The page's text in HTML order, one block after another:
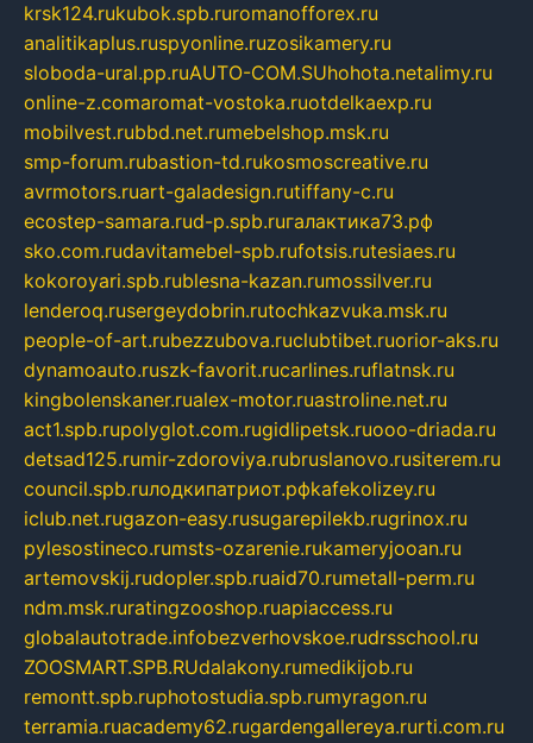
krsk124.rukubok.spb.ruromanofforex.ru
analitikaplus.ruspyonline.ruzosikamery.ru
sloboda-ural.pp.ruAUTO-COM.SUhohota.netalimy.ru
online-z.comaromat-vostoka.ruotdelkaexp.ru
mobilvest.rubbd.net.rumebelshop.msk.ru
smp-forum.rubastion-td.rukosmoscreative.ru
avrmotors.ruart-galadesign.rutiffany-c.ru
ecostep-samara.rud-p.spb.ruгалактика73.рф
sko.com.rudavitamebel-spb.rufotsis.rutesiaes.ru
kokoroyari.spb.rublesna-kazan.rumossilver.ru
lenderoq.rusergeydobrin.rutochkazvuka.msk.ru
people-of-art.rubezzubova.ruclubtibet.ruorior-aks.ru
dynamoauto.ruszk-favorit.rucarlines.ruflatnsk.ru
kingbolenskaner.rualex-motor.ruastroline.net.ru
act1.spb.rupolyglot.com.rugidlipetsk.ruooo-driada.ru
detsad125.rumir-zdoroviya.rubruslanovo.rusiterem.ru
council.spb.ruлодкипатриот.рфkafekolizey.ru
iclub.net.rugazon-easy.rusugarepilekb.rugrinox.ru
pylesostineco.rumsts-ozarenie.rukameryjooan.ru
artemovskij.rudopler.spb.ruaid70.rumetall-perm.ru
ndm.msk.ruratingzooshop.ruapiaccess.ru
globalautotrade.infobezverhovskoe.rudrsschool.ru
ZOOSMART.SPB.RUdalakony.rumedikijob.ru
remontt.spb.ruphotostudia.spb.rumyragon.ru
terramia.ruacademy62.rugardengallereya.rurti.com.ru